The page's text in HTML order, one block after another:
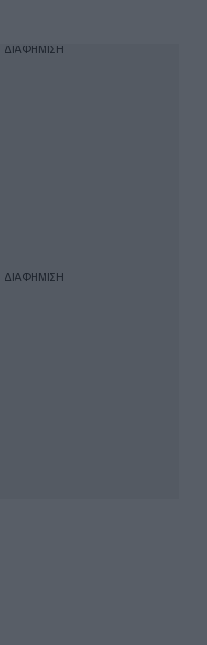
ΔΙΑΦΗΜΙΣΗ
ΔΙΑΦΗΜΙΣΗ